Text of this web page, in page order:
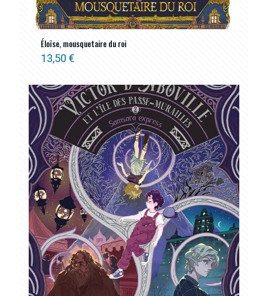
Éloïse, mousquetaire du roi
13,50 €